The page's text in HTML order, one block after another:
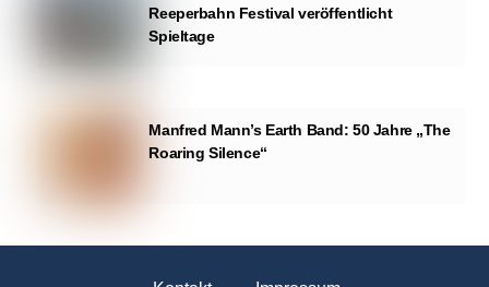
Reeperbahn Festival veröffentlicht
Spieltage
Manfred Mann’s Earth Band: 50 Jahre „The
Roaring Silence“